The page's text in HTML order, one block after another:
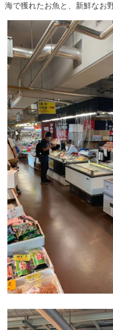
海で獲れたお魚と、新鮮なお